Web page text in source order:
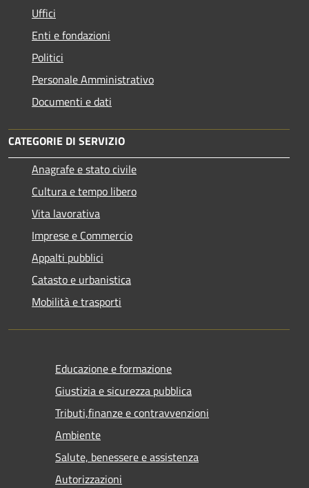
Uffici
Enti e fondazioni
Politici
Personale Amministrativo
Documenti e dati
CATEGORIE DI SERVIZIO
Anagrafe e stato civile
Cultura e tempo libero
Vita lavorativa
Imprese e Commercio
Appalti pubblici
Catasto e urbanistica
Mobilità e trasporti
Educazione e formazione
Giustizia e sicurezza pubblica
Tributi,finanze e contravvenzioni
Ambiente
Salute, benessere e assistenza
Autorizzazioni